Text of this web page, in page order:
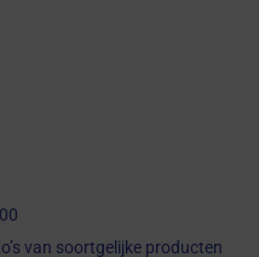
van soortgelijke producten